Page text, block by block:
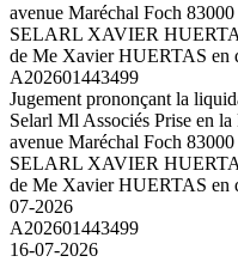
avenue Maréchal Foch
SELARL XAVIER
de Me Xavier HUERTAS en
A202601443499
Jugement prononçant la
Selarl Ml Associés Prise en
avenue Maréchal Foch
SELARL XAVIER
de Me Xavier HUERTAS en
07-2026
A202601443499
16-07-2026